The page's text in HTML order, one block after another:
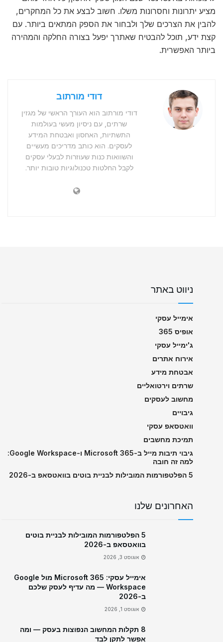
מציע יתרונות וחסרונות משלו. חשוב לבצע את כל המחקרים,
להבין את הצרכים שלך ולבחור את הספק המתאים ביותר. עם
קצת ידע, תוכל להבטיח שאתרך יפעל בצורה החלקה והמהירה
ביותר האפשרית.
דודי מורתוב
דודי מורתוב הוא העורך הראשי של מגזין
שרתים, עם ניסיון מעשי בעולמות
התשתיות, האחסון ואבטחת המידע
לעסקים. הוא כותב מדריכים מעשיים
והשוואות כנות שעוזרות לבעלי עסקים
לקבל החלטות טכנולוגיות טובות יותר.
ניווט באתר
אימייל עסקי
אופיס 365
ג'ימייל עסקי
אירוח אתרים
אבטחת מידע
שרתים וירטואליים
מחשוב לעסקים
גיבויים
וואטסאפ עסקי
תמיכת מחשבים
גיבוי תיבות מייל ב-Microsoft 365 ו-Google Workspace:
למה זה חובה
5 הפלטפורמות המובילות לבניית בוטים בוואטסאפ ב-2026
האחרונים שלנו
5 הפלטפורמות המובילות לבניית בוטים
בוואטסאפ ב-2026
אוגוסט 3, 2026
אימייל עסקי: Microsoft 365 מול Google
Workspace — מה עדיף לעסק שלכם
ב-2026
אוגוסט 1, 2026
8 תקלות המחשוב הנפוצות בעסק — ומה
אפשר לתקן לבד